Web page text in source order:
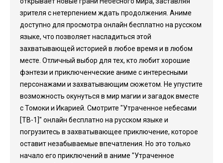
зрителя с нетерпением ждать продолжения. Аниме
доступно для просмотра онлайн бесплатно на русском
языке, что позволяет насладиться этой
захватывающей историей в любое время и в любом
месте. Отличный выбор для тех, кто любит хорошие
фэнтези и приключенческие аниме с интересными
персонажами и захватывающим сюжетом. Не упустите
возможность окунуться в мир магии и загадок вместе
с Томоки и Икарией. Смотрите "Утраченное небесами
[ТВ-1]" онлайн бесплатно на русском языке и
погрузитесь в захватывающее приключение, которое
оставит незабываемые впечатления. Но это только
начало его приключений в аниме "Утраченное